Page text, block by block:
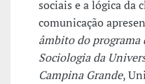
sociais e a lógica da
comunicação
âmbito do programa
Sociologia da
Campina Grande,